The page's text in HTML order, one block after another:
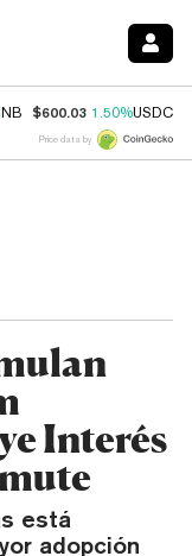
$600.03 1.50%USDC
Price data by
Interés
está
adopción